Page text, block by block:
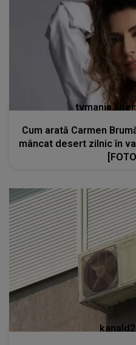
Cum arată Carmen
mâncat desert zilnic în
[FOTO]